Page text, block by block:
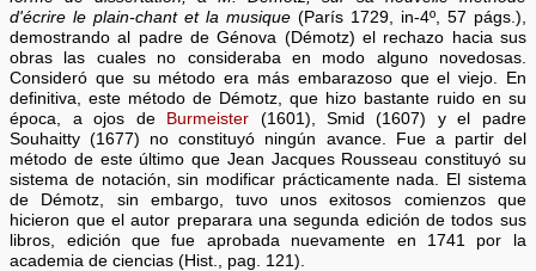
d'écrire le plain-chant et la musique (París 1729, in-4º, 57 págs.),
demostrando al padre de Génova (Démotz) el rechazo hacia sus
obras las cuales no consideraba en modo alguno novedosas.
Consideró que su método era más embarazoso que el viejo. En
definitiva, este método de Démotz, que hizo bastante ruido en su
época, a ojos de
Burmeister (1601), Smid (1607) y el padre
Souhaitty (1677) no constituyó ningún avance. Fue a partir del
método de este último que Jean Jacques Rousseau constituyó su
sistema de notación, sin modificar prácticamente nada. El sistema
de Démotz, sin embargo, tuvo unos exitosos comienzos que
hicieron que el autor preparara una segunda edición de todos sus
libros, edición que fue aprobada nuevamente en 1741 por la
academia de ciencias (Hist., pag. 121).